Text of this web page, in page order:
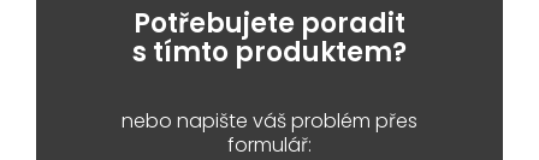
Potřebujete poradit
s tímto produktem?
nebo napište váš problém přes
formulář: